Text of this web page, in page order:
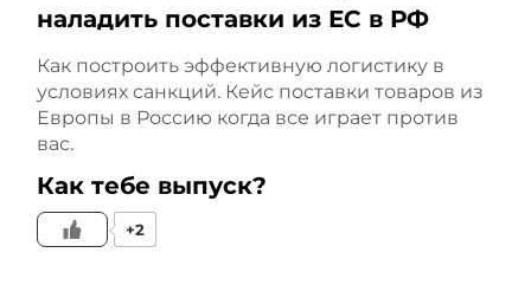
наладить поставки из ЕС в РФ
Как построить эффективную логистику в
условиях санкций. Кейс поставки товаров из
Европы в Россию когда все играет против
вас.
Как тебе выпуск?
+2